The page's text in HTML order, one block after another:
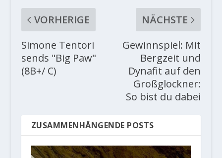
VORHERIGE
Simone Tentori
sends "Big Paw"
(8B+/ C)
NÄCHSTE
Gewinnspiel: Mit
Bergzeit und
Dynafit auf den
Großglockner:
So bist du dabei
ZUSAMMENHÄNGENDE POSTS